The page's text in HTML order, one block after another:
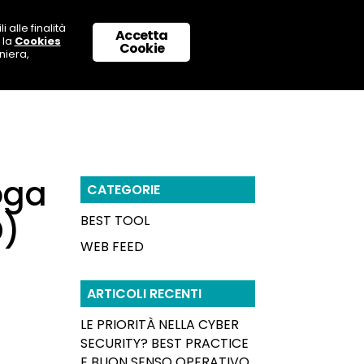
NOI SUPPORTO & CONTATTI
CATEGORIE
BEST TOOL
WEB FEED
ARTICOLI RECENTI
LE PRIORITÀ NELLA CYBER
SECURITY? BEST PRACTICE
Accetta
Cookie
alle finalità
Cookies